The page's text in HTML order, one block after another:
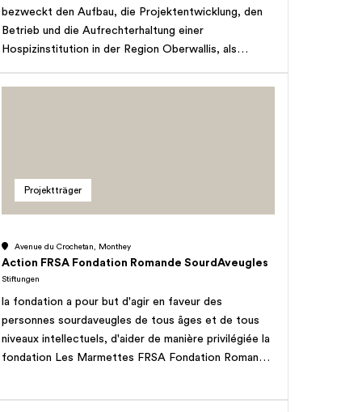
bezweckt den Aufbau, die Projektentwicklung, den
Betrieb und die Aufrechterhaltung einer
Hospizinstitution in der Region Oberwallis, als
Langzeitpflegebereich mit spezialisiertem Palliative-
sterbenden Personen, die älter als 18 Jahre sind, soll
in dieser Institution eine würdige Gestaltung des
letzten Lebensabschnittes durch eine liebevolle und
werden, welche auch die Angehörigen und Nächsten
Glaubensrichtung auf. Im Weiteren soll die Aus- und
Weiterbildung von freiwilligen Hospiz-Helferinnen
und Hospiz-Helfern gefördert werden. Die
des Zwecks Grundeigentum erwerben, belasten,
Projektträger
Avenue du Crochetan, Monthey
Action FRSA Fondation Romande SourdAveugles
Stiftungen
la fondation a pour but d'agir en faveur des
personnes sourdaveugles de tous âges et de tous
niveaux intellectuels, d'aider de manière privilégiée la
fondation Les Marmettes FRSA Fondation Romande